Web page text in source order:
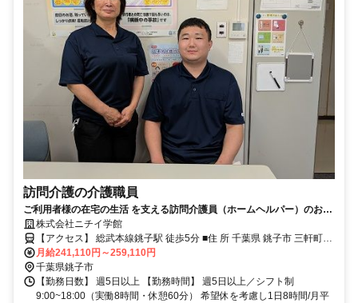
訪問介護の介護職員
ご利用者様の在宅の生活 を支える訪問介護員（ホームヘルパー）のお仕
事です。
株式会社ニチイ学館
【アクセス】 総武本線銚子駅 徒歩5分 ■住 所 千葉県 銚子市 三軒町
19-4銚子商工会議所内4F ■アクセス 総武本線銚子駅 徒歩5分
月給241,110円～259,110円
千葉県銚子市
【勤務日数】 週5日以上 【勤務時間】 週5日以上／シフト制
9:00~18:00（実働8時間・休憩60分） 希望休を考慮し1日8時間/月平